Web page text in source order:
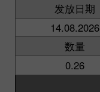
发放日期
14.08.2026
数量
0.26